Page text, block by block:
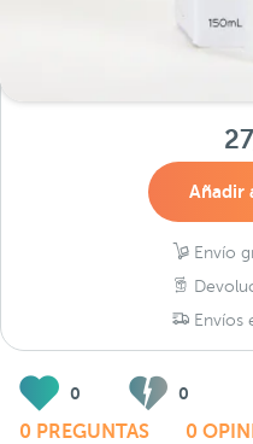
Añadir
Envío
Envíos
0 0
0 PREGUNTAS 0